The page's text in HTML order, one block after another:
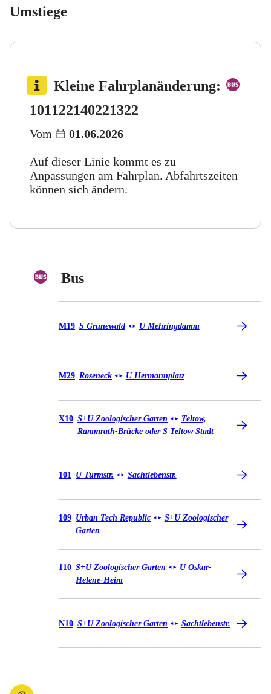
Umstiege
Kleine Fahrplanänderung:
Bus
101Bus 122
122Bus 140
140Bus 221
221Bus 322
322
Vom 01.06.2026
Auf dieser Linie kommt es zu
Anpassungen am Fahrplan. Abfahrtszeiten
können sich ändern.
Bus
Bus M19
M19 S Grunewald ◄ ► U Mehringdamm
Bus M29
M29 Roseneck ◄ ► U Hermannplatz
Bus X10
X10 S+U Zoologischer Garten ◄ ►
Teltow,
Rammrath-Brücke oder S Teltow Stadt
Bus 101
101 U Turmstr. ◄ ► Sachtlebenstr.
Bus 109
109 Urban Tech Republic ◄ ►
S+U Zoologischer
Garten
Bus 110
110 S+U Zoologischer Garten ◄ ►
U Oskar-
Helene-Heim
Bus N10
N10 S+U Zoologischer Garten ◄ ► Sachtlebenstr.